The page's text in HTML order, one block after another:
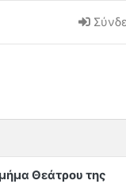
Θεάτρου της